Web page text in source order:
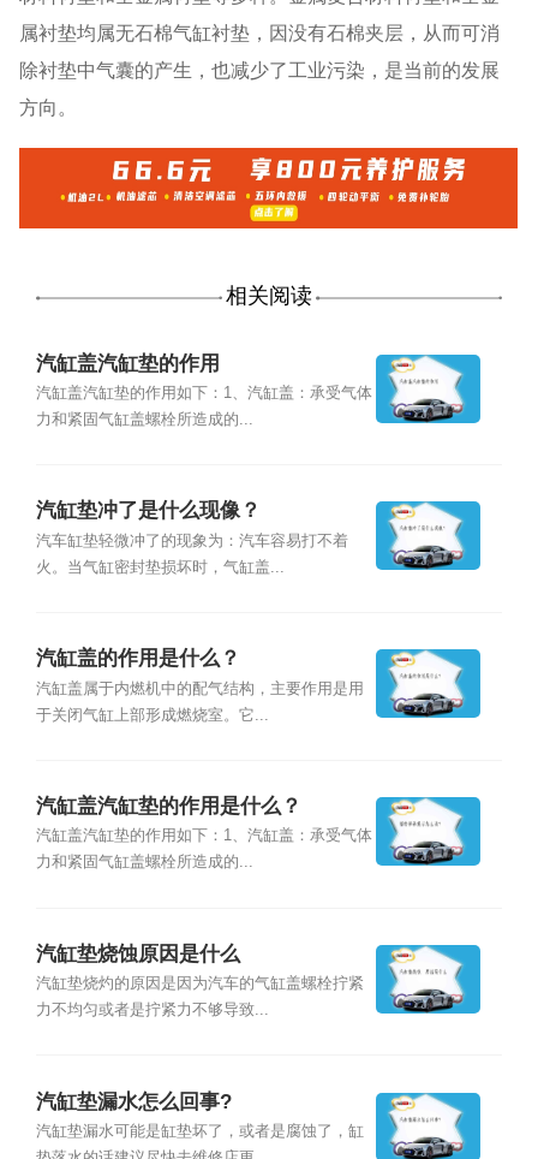
属衬垫均属无石棉气缸衬垫，因没有石棉夹层，从而可消
除衬垫中气囊的产生，也减少了工业污染，是当前的发展
方向。
相关阅读
汽缸盖汽缸垫的作用
汽缸盖汽缸垫的作用如下：1、汽缸盖：承受气体
力和紧固气缸盖螺栓所造成的...
汽缸垫冲了是什么现像？
汽车缸垫轻微冲了的现象为：汽车容易打不着
火。当气缸密封垫损坏时，气缸盖...
汽缸盖的作用是什么？
汽缸盖属于内燃机中的配气结构，主要作用是用
于关闭气缸上部形成燃烧室。它...
汽缸盖汽缸垫的作用是什么？
汽缸盖汽缸垫的作用如下：1、汽缸盖：承受气体
力和紧固气缸盖螺栓所造成的...
汽缸垫烧蚀​原因是什么
汽缸垫烧灼的原因是因为汽车的气缸盖螺栓拧紧
力不均匀或者是拧紧力不够导致...
汽缸垫漏水怎么回事?
汽缸垫漏水可能是缸垫坏了，或者是腐蚀了，缸